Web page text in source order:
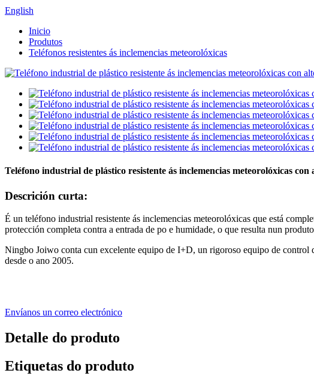
English
Inicio
Produtos
Teléfonos resistentes ás inclemencias meteorolóxicas
Teléfono industrial de plástico resistente ás inclemencias meteorolóxicas
Descrición curta:
É un teléfono industrial resistente ás inclemencias meteorolóxicas que está
protección completa contra a entrada de po e humidade, o que resulta nun
Ningbo Joiwo conta cun excelente equipo de I+D, un rigoroso equipo de control
desde o ano 2005.
Envíanos un correo electrónico
Detalle do produto
Etiquetas do produto